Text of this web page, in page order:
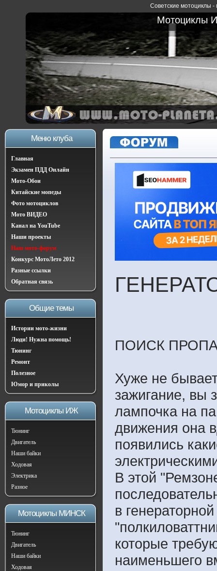
Советские мотоциклы -
Мотоциклы
Меню клуба
Главная
Экзамен ПДД Онлайн
Мото-Обои
Китайские мопеды
Фото мотоциклов
Мото ВИДЕО
Канал на YouTube
Наши проекты
Наш мото-форум
Конкурс МотоЛето 2012
Разные ссылки
Обратная связь
Общие темы
Истории мото-жизни
Люди! Нужна помощь!
Тюнинг
Ремонт
Полезное
Юмор и приколы
Мотоциклы ИЖ
Тюнинг
Двигатель
Наши байки
Ходовая
Электрика
Разное
Мотоциклы МИНСК
Тюнинг
Двигатель
Наши байки
Ходовая
ПОИСК
Хуже не
зажигание, вы
лампочка на
движения она
появились
В этой
в
которые
наименьшего